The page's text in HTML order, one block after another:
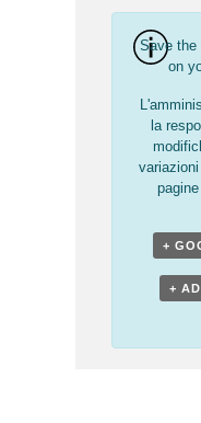
Save the
on
la
+
+